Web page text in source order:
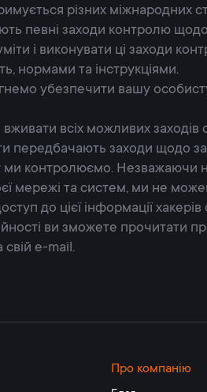
різних міжнародних
певні заходи контролю щодо
і виконувати ці заходи
нормами та інструкціями.
убезпечити вашу
всіх можливих заходів
передбачають заходи щодо
ми контролюємо.
мережі та систем, ми не
до цієї інформації хакерів
ви зможете прочитати
e-mail.
Про компанію